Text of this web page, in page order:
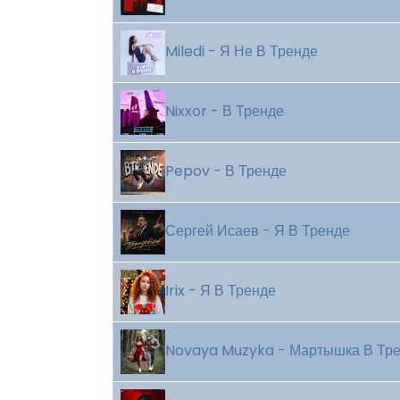
Miledi - Я Не В Тренде
Nixxor - В Тренде
Pepov - В Тренде
Сергей Исаев - Я В Тренде
Irix - Я В Тренде
Novaya Muzyka - Мартышка В